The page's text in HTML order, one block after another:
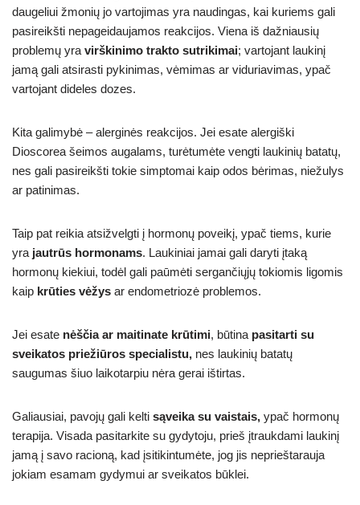
daugeliui žmonių jo vartojimas yra naudingas, kai kuriems gali
pasireikšti nepageidaujamos reakcijos. Viena iš dažniausių
problemų yra virškinimo trakto sutrikimai; vartojant laukinį
jamą gali atsirasti pykinimas, vėmimas ar viduriavimas, ypač
vartojant dideles dozes.
Kita galimybė – alerginės reakcijos. Jei esate alergiški
Dioscorea šeimos augalams, turėtumėte vengti laukinių batatų,
nes gali pasireikšti tokie simptomai kaip odos bėrimas, niežulys
ar patinimas.
Taip pat reikia atsižvelgti į hormonų poveikį, ypač tiems, kurie
yra jautrūs hormonams. Laukiniai jamai gali daryti įtaką
hormonų kiekiui, todėl gali paūmėti sergančiųjų tokiomis ligomis
kaip krūties vėžys ar endometriozė problemos.
Jei esate nėščia ar maitinate krūtimi, būtina pasitarti su
sveikatos priežiūros specialistu, nes laukinių batatų
saugumas šiuo laikotarpiu nėra gerai ištirtas.
Galiausiai, pavojų gali kelti sąveika su vaistais, ypač hormonų
terapija. Visada pasitarkite su gydytoju, prieš įtraukdami laukinį
jamą į savo racioną, kad įsitikintumėte, jog jis neprieštarauja
jokiam esamam gydymui ar sveikatos būklei.